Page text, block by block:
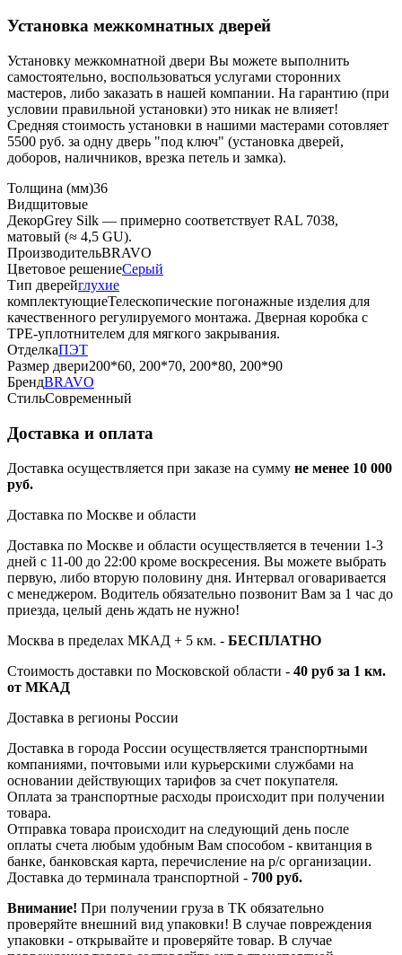
Установка межкомнатных дверей
Установку межкомнатной двери Вы можете выполнить
самостоятельно, воспользоваться услугами сторонних
мастеров, либо заказать в нашей компании. На гарантию (при
условии правильной установки) это никак не влияет!
Средняя стоимость установки в нашими мастерами сотовляет
5500 руб. за одну дверь "под ключ" (установка дверей,
доборов, наличников, врезка петель и замка).
Толщина (мм)36
Видщитовые
ДекорGrey Silk — примерно соответствует RAL 7038,
матовый (≈ 4,5 GU).
ПроизводительBRAVO
Цветовое решениеСерый
Тип дверейглухие
комплектующиеТелескопические погонажные изделия для
качественного регулируемого монтажа. Дверная коробка с
TPE-уплотнителем для мягкого закрывания.
ОтделкаПЭТ
Размер двери200*60, 200*70, 200*80, 200*90
БрендBRAVO
СтильСовременный
Доставка и оплата
Доставка осуществляется при заказе на сумму не менее 10 000
руб.
Доставка по Москве и области
Доставка по Москве и области осуществляется в течении 1-3
дней с 11-00 до 22:00 кроме воскресения. Вы можете выбрать
первую, либо вторую половину дня. Интервал оговаривается
с менеджером. Водитель обязательно позвонит Вам за 1 час до
приезда, целый день ждать не нужно!
Москва в пределах МКАД + 5 км. - БЕСПЛАТНО
Стоимость доставки по Московской области - 40 руб за 1 км.
от МКАД
Доставка в регионы России
Доставка в города России осуществляется транспортными
компаниями, почтовыми или курьерскими службами на
основании действующих тарифов за счет покупателя.
Оплата за транспортные расходы происходит при получении
товара.
Отправка товара происходит на следующий день после
оплаты счета любым удобным Вам способом - квитанция в
банке, банковская карта, перечисление на р/с организации.
Доставка до терминала транспортной - 700 руб.
Внимание! При получении груза в ТК обязательно
проверяйте внешний вид упаковки! В случае повреждения
упаковки - открывайте и проверяйте товар. В случае